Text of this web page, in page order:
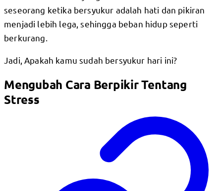
seseorang ketika bersyukur adalah hati dan pikiran
menjadi lebih lega, sehingga beban hidup seperti
berkurang.
Jadi, Apakah kamu sudah bersyukur hari ini?
Mengubah Cara Berpikir Tentang
Stress